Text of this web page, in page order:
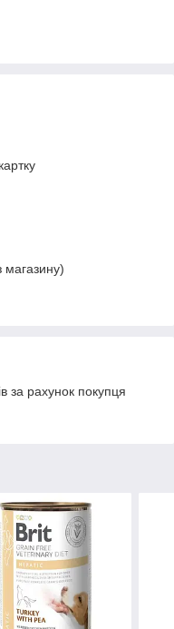
магазину)
за рахунок покупця